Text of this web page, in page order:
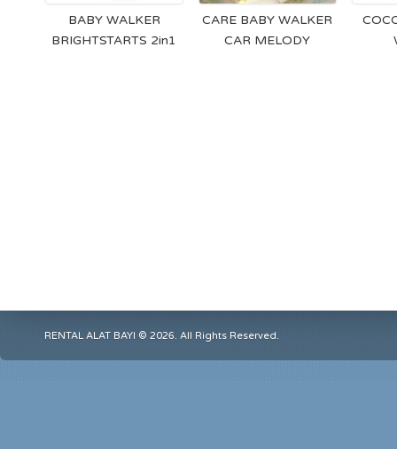
BABY WALKER
BRIGHTSTARTS 2in1
CARE BABY WALKER
CAR MELODY
RENTAL ALAT BAYI © 2026. All Rights Reserved.